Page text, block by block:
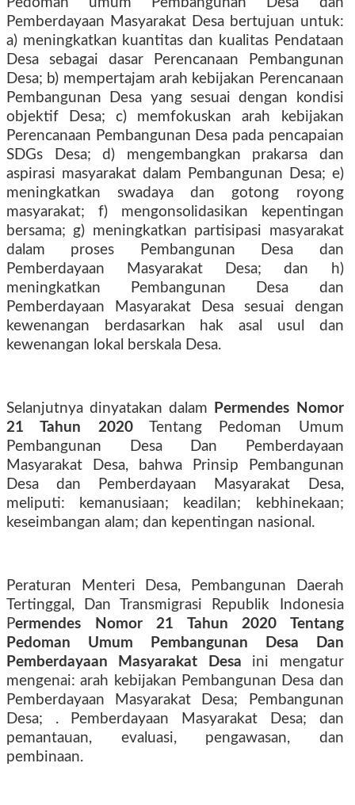
Pemberdayaan Masyarakat Desa bertujuan untuk:
a) meningkatkan kuantitas dan kualitas Pendataan
Desa sebagai dasar Perencanaan Pembangunan
Desa; b) mempertajam arah kebijakan Perencanaan
Pembangunan Desa yang sesuai dengan kondisi
objektif Desa; c) memfokuskan arah kebijakan
Perencanaan Pembangunan Desa pada pencapaian
SDGs Desa; d) mengembangkan prakarsa dan
aspirasi masyarakat dalam Pembangunan Desa; e)
meningkatkan swadaya dan gotong royong
masyarakat; f) mengonsolidasikan kepentingan
bersama; g) meningkatkan partisipasi masyarakat
dalam proses Pembangunan Desa dan
Pemberdayaan Masyarakat Desa; dan h)
meningkatkan Pembangunan Desa dan
Pemberdayaan Masyarakat Desa sesuai dengan
kewenangan berdasarkan hak asal usul dan
kewenangan lokal berskala Desa.
Selanjutnya dinyatakan dalam Permendes
Nomor
21 Tahun 2020Tentang Pedoman Umum
Pembangunan Desa Dan Pemberdayaan
Masyarakat Desa, bahwa Prinsip Pembangunan
Desa dan Pemberdayaan Masyarakat Desa,
meliputi: kemanusiaan; keadilan; kebhinekaan;
keseimbangan alam; dan kepentingan nasional.
Peraturan Menteri Desa, Pembangunan Daerah
Tertinggal, Dan Transmigrasi Republik Indonesia
Permendes Nomor 21 Tahun 2020 Tentang
Pedoman Umum Pembangunan Desa Dan
Pemberdayaan Masyarakat Desa ini mengatur
mengenai: arah kebijakan Pembangunan Desa dan
Pemberdayaan Masyarakat Desa; Pembangunan
Desa; . Pemberdayaan Masyarakat Desa; dan
pemantauan, evaluasi, pengawasan, dan
pembinaan.